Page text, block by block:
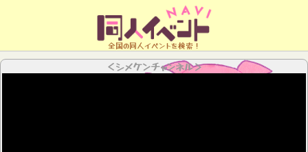
全国の同人イベントを検索！
＜シメケンチャンネル＞